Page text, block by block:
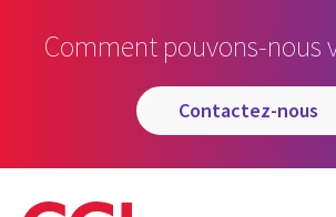
Comment pouvons-nous
contactez-nous